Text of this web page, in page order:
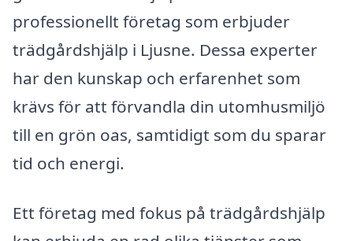
professionellt företag som erbjuder
trädgårdshjälp i Ljusne. Dessa experter
har den kunskap och erfarenhet som
krävs för att förvandla din utomhusmiljö
till en grön oas, samtidigt som du sparar
tid och energi.
Ett företag med fokus på trädgårdshjälp